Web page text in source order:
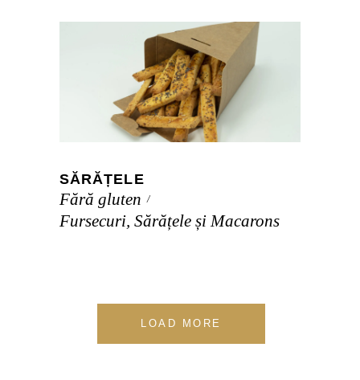
SĂRĂȚELE
Fără gluten
Fursecuri, Sărățele și Macarons
LOAD MORE